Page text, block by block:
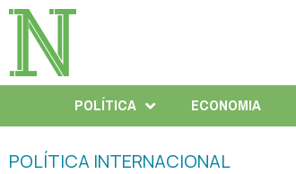
POLÍTICA ECONOMIA
POLÍTICA INTERNACIONAL